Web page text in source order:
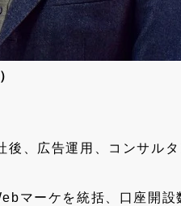
、広告運用、コンサル
マーケを統括、口座開設